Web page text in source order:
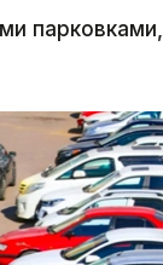
парковками,